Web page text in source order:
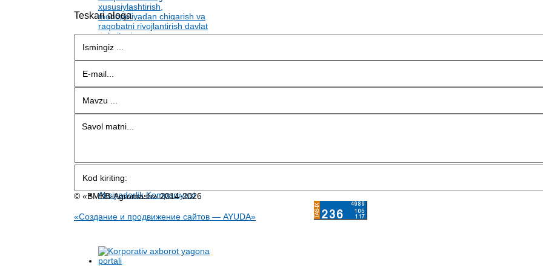
Teskari aloqa
© «BMКB-Аgromash» 2014-2026
«Создание и продвижение сайтов — AYUDA»